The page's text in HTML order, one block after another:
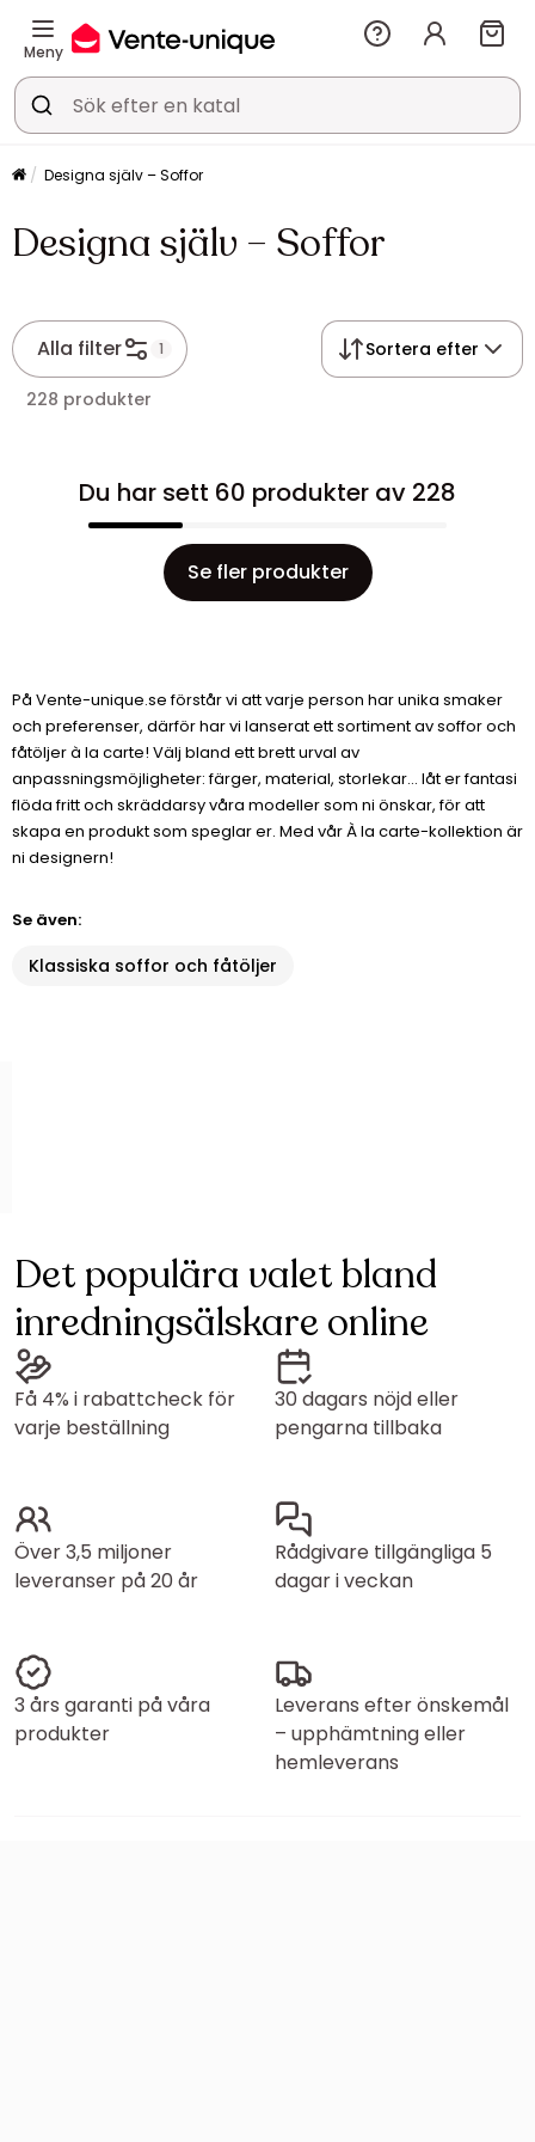
Meny
Designa själv – Soffor
Designa själv – Soffor
Alla filter 1 Sortera efter
228 produkter
Du har sett 60 produkter av 228
Se fler produkter
På Vente-unique.se förstår vi att varje person har unika smaker
och preferenser, därför har vi lanserat ett sortiment av soffor och
fåtöljer à la carte! Välj bland ett brett urval av
anpassningsmöjligheter: färger, material, storlekar... låt er fantasi
flöda fritt och skräddarsy våra modeller som ni önskar, för att
skapa en produkt som speglar er. Med vår À la carte-kollektion är
ni designern!
Se även:
Klassiska soffor och fåtöljer
Det populära valet bland
inredningsälskare online
Få 4% i rabattcheck för
varje beställning
30 dagars nöjd eller
pengarna tillbaka
Över 3,5 miljoner
leveranser på 20 år
Rådgivare tillgängliga 5
dagar i veckan
3 års garanti på våra
produkter
Leverans efter önskemål
– upphämtning eller
hemleverans